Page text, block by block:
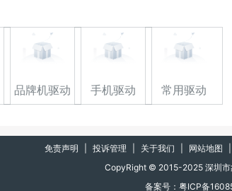
品牌机驱动 手机驱动 常用驱动
免责声明 投诉管理 关于我们 网站地图
CopyRight © 2015-2025 深圳市
备案号：粤ICP备